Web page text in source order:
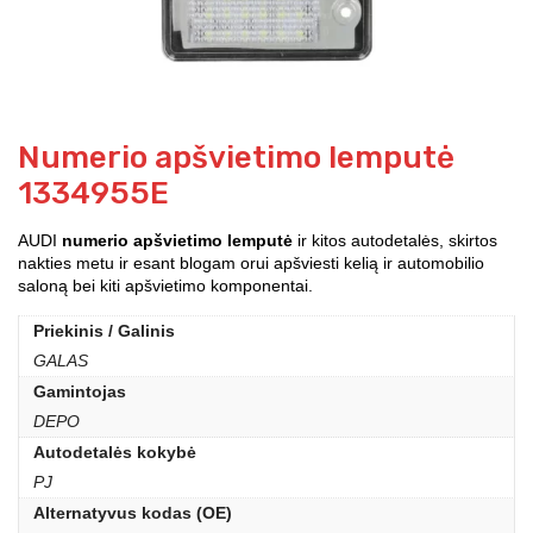
Numerio apšvietimo lemputė
1334955E
AUDI numerio apšvietimo lemputė ir kitos autodetalės, skirtos
nakties metu ir esant blogam orui apšviesti kelią ir automobilio
saloną bei kiti apšvietimo komponentai.
Priekinis / Galinis
GALAS
Gamintojas
DEPO
Autodetalės kokybė
PJ
Alternatyvus kodas (OE)